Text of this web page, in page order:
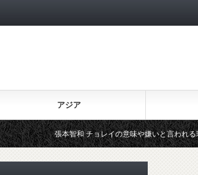
アジア
張本智和 チョレイの意味や嫌いと言われる理由について